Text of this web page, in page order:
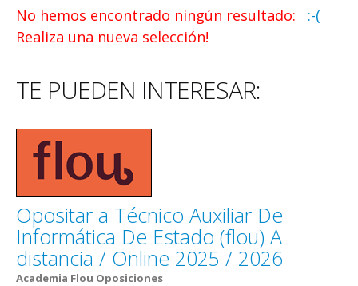
No hemos encontrado ningún resultado: :-(
Realiza una nueva selección!
TE PUEDEN INTERESAR:
Opositar a Técnico Auxiliar De
Informática De Estado (flou) A
distancia / Online 2025 / 2026
Academia Flou Oposiciones